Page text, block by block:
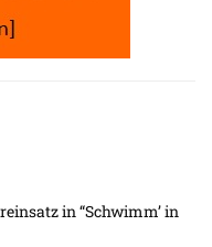
in “Schwimm’ in